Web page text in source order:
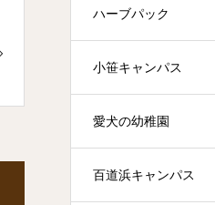
ハーブパック
小笹キャンパス
愛犬の幼稚園
百道浜キャンパス